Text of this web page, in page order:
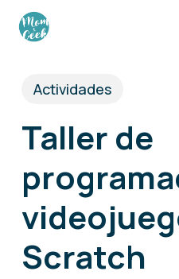
Skip
contentActividades
Taller de
Scratch